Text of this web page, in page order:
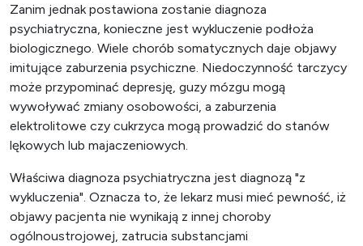
Zanim jednak postawiona zostanie diagnoza
psychiatryczna, konieczne jest wykluczenie podłoża
biologicznego. Wiele chorób somatycznych daje objawy
imitujące zaburzenia psychiczne. Niedoczynność tarczycy
może przypominać depresję, guzy mózgu mogą
wywoływać zmiany osobowości, a zaburzenia
elektrolitowe czy cukrzyca mogą prowadzić do stanów
lękowych lub majaczeniowych.
Właściwa diagnoza psychiatryczna jest diagnozą "z
wykluczenia". Oznacza to, że lekarz musi mieć pewność, iż
objawy pacjenta nie wynikają z innej choroby
ogólnoustrojowej, zatrucia substancjami